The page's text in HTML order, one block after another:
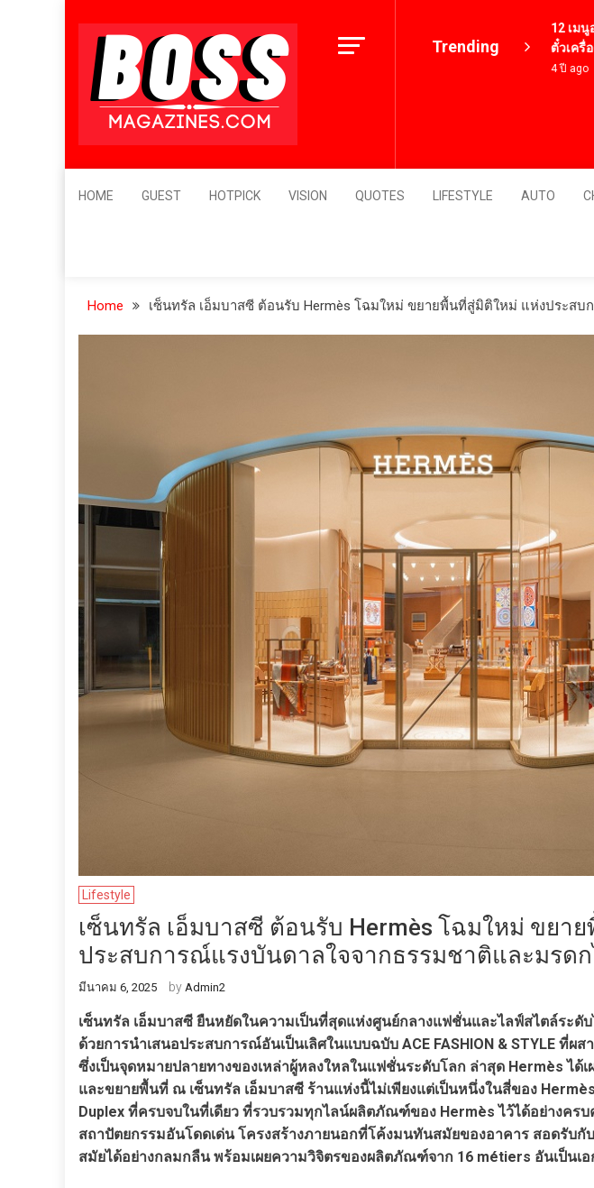
content
BossMagazinesThailand
Leader's Vision
Trending
12 เมนูอาห
ตั๋วเครื่องบิน
4 ปี ago
HOME GUEST HOTPICK VISION QUOTES LIFESTYLE AUTO
Home เซ็นทรัล เอ็มบาสซี ต้อนรับ Hermès โฉมใหม่ ขยายพื้นที่สู่มิติใหม่ แห่งประส
Lifestyle
เซ็นทรัล เอ็มบาสซี ต้อนรับ Hermès โฉมใหม่ ขยา
ประสบการณ์แรงบันดาลใจจากธรรมชาติและมรด
มีนาคม 6, 2025 by Admin2
เซ็นทรัล เอ็มบาสซี ยืนหยัดในความเป็นที่สุดแห่งศูนย์กลางแฟชั่นและไลฟ์สไตล์ระดับ
ด้วยการนำเสนอประสบการณ์อันเป็นเลิศในแบบฉบับ ACE FASHION & STYLE ที่ผ
ซึ่งเป็นจุดหมายปลายทางของเหล่าผู้หลงใหลในแฟชั่นระดับโลก ล่าสุด Hermès ได้
และขยายพื้นที่ ณ เซ็นทรัล เอ็มบาสซี ร้านแห่งนี้ไม่เพียงแต่เป็นหนึ่งในสี่ของ
Duplex ที่ครบจบในที่เดียว ที่รวบรวมทุกไลน์ผลิตภัณฑ์ของ Hermès ไว้ได้อย่างคร
สถาปัตยกรรมอันโดดเด่น โครงสร้างภายนอกที่โค้งมนทันสมัยของอาคาร สอดรับ
สมัยได้อย่างกลมกลืน พร้อมเผยความวิจิตรของผลิตภัณฑ์จาก 16 métiers อันเป็นเ